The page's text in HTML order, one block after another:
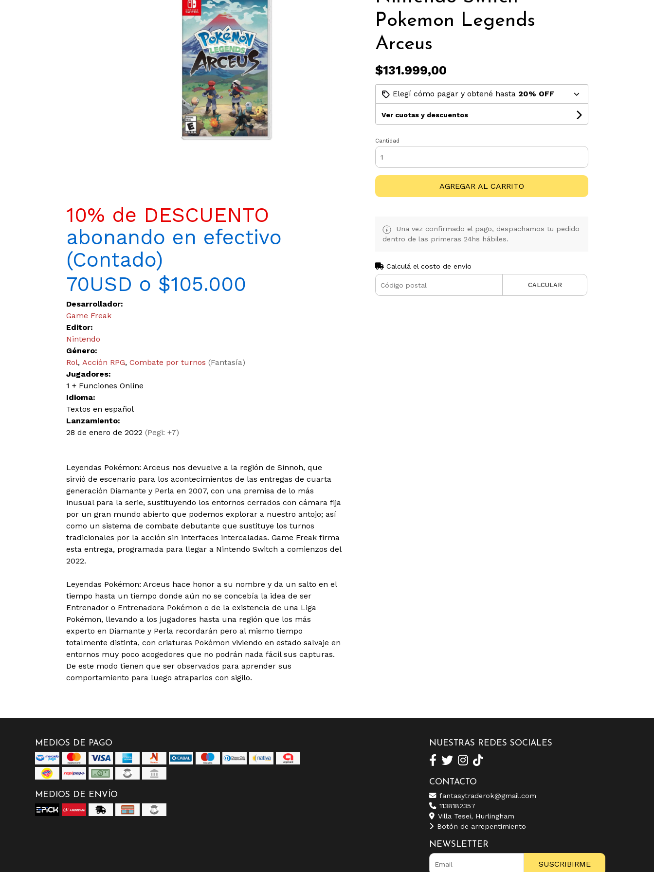
10% de DESCUENTO
abonando en efectivo
(Contado)
70USD o $105.000
Desarrollador:
Game Freak
Editor:
Nintendo
Género:
Rol, Acción RPG, Combate por turnos (Fantasía)
Jugadores:
1 + Funciones Online
Idioma:
Textos en español
Lanzamiento:
28 de enero de 2022 (Pegi: +7)
Leyendas Pokémon: Arceus nos devuelve a la región de Sinnoh, que
sirvió de escenario para los acontecimientos de las entregas de cuarta
generación Diamante y Perla en 2007, con una premisa de lo más
inusual para la serie, sustituyendo los entornos cerrados con cámara fija
por un gran mundo abierto que podemos explorar a nuestro antojo; así
como un sistema de combate debutante que sustituye los turnos
tradicionales por la acción sin interfaces intercaladas. Game Freak firma
esta entrega, programada para llegar a Nintendo Switch a comienzos del
2022.
Leyendas Pokémon: Arceus hace honor a su nombre y da un salto en el
tiempo hasta un tiempo donde aún no se concebía la idea de ser
Entrenador o Entrenadora Pokémon o de la existencia de una Liga
Pokémon, llevando a los jugadores hasta una región que los más
experto en Diamante y Perla recordarán pero al mismo tiempo
totalmente distinta, con criaturas Pokémon viviendo en estado salvaje en
entornos muy poco acogedores que no podrán nada fácil sus capturas.
De este modo tienen que ser observados para aprender sus
comportamiento para luego atraparlos con sigilo.
Pokemon Legends
Arceus
$131.999,00
Elegí cómo pagar y obtené hasta 20% OFF
Ver cuotas y descuentos
Cantidad
AGREGAR AL CARRITO
Una vez confirmado el pago, despachamos tu pedido
dentro de las primeras 24hs hábiles.
Calculá el costo de envío
CALCULAR
MEDIOS DE PAGO
MEDIOS DE ENVÍO
NUESTRAS REDES SOCIALES
CONTACTO
fantasytraderok@gmail.com
1138182357
Villa Tesei, Hurlingham
Botón de arrepentimiento
NEWSLETTER
SUSCRIBIRME